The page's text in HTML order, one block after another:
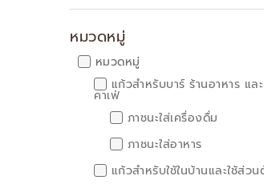
หมวดหมู่
หมวดหมู่
แก้วสำหรับบาร์ ร้านอาหาร และ
คาเฟ่
ภาชนะใส่เครื่องดื่ม
ภาชนะใส่อาหาร
แก้วสำหรับใช้ในบ้านและใช้ส่วน